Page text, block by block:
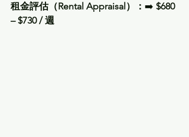
租金評估（Rental Appraisal）： ➡️ $680
– $730 / 週